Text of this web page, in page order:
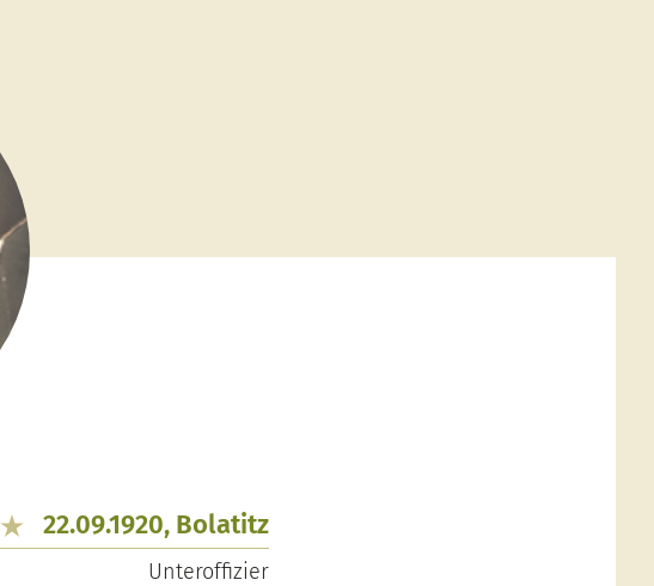
22.09.1920, Bolatitz
Unteroffizier